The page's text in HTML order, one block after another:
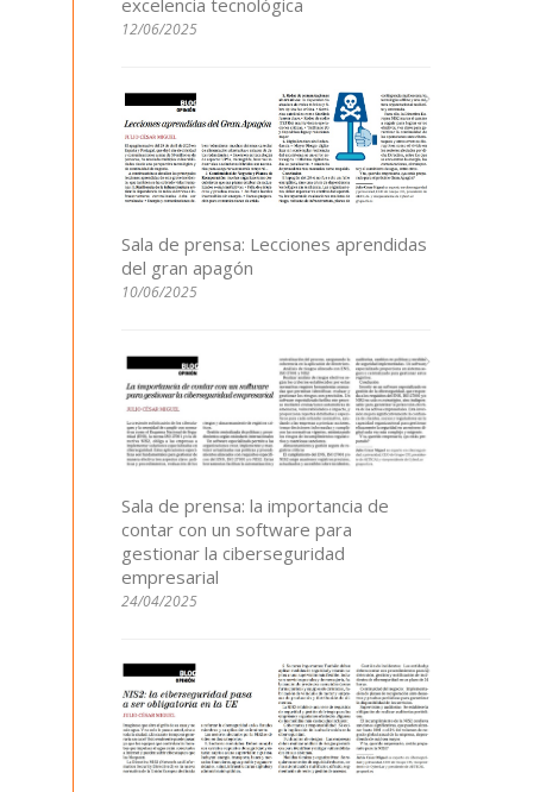
excelencia tecnológica
12/06/2025
Sala de prensa: Lecciones aprendidas
del gran apagón
10/06/2025
Sala de prensa: la importancia de
contar con un software para
gestionar la ciberseguridad
empresarial
24/04/2025